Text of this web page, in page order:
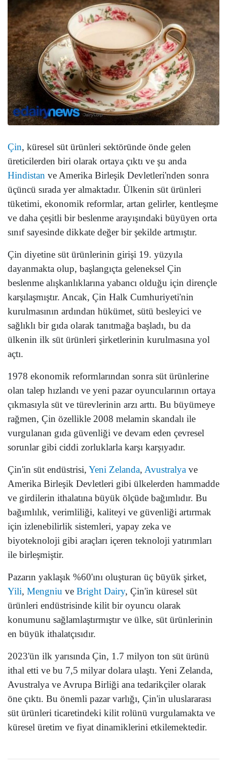
Çin, küresel süt ürünleri sektöründe önde gelen
üreticilerden biri olarak ortaya çıktı ve şu anda
Hindistan ve Amerika Birleşik Devletleri'nden sonra
üçüncü sırada yer almaktadır. Ülkenin süt ürünleri
tüketimi, ekonomik reformlar, artan gelirler, kentleşme
ve daha çeşitli bir beslenme arayışındaki büyüyen orta
sınıf sayesinde dikkate değer bir şekilde artmıştır.
Çin diyetine süt ürünlerinin girişi 19. yüzyıla
dayanmakta olup, başlangıçta geleneksel Çin
beslenme alışkanlıklarına yabancı olduğu için dirençle
karşılaşmıştır. Ancak, Çin Halk Cumhuriyeti'nin
kurulmasının ardından hükümet, sütü besleyici ve
sağlıklı bir gıda olarak tanıtmağa başladı, bu da
ülkenin ilk süt ürünleri şirketlerinin kurulmasına yol
açtı.
1978 ekonomik reformlarından sonra süt ürünlerine
olan talep hızlandı ve yeni pazar oyuncularının ortaya
çıkmasıyla süt ve türevlerinin arzı arttı. Bu büyümeye
rağmen, Çin özellikle 2008 melamin skandalı ile
vurgulanan gıda güvenliği ve devam eden çevresel
sorunlar gibi ciddi zorluklarla karşı karşıyadır.
Çin'in süt endüstrisi, Yeni Zelanda, Avustralya ve
Amerika Birleşik Devletleri gibi ülkelerden hammadde
ve girdilerin ithalatına büyük ölçüde bağımlıdır. Bu
bağımlılık, verimliliği, kaliteyi ve güvenliği artırmak
için izlenebilirlik sistemleri, yapay zeka ve
biyoteknoloji gibi araçları içeren teknoloji yatırımları
ile birleşmiştir.
Pazarın yaklaşık %60'ını oluşturan üç büyük şirket,
Yili, Mengniu ve Bright Dairy, Çin'in küresel süt
ürünleri endüstrisinde kilit bir oyuncu olarak
konumunu sağlamlaştırmıştır ve ülke, süt ürünlerinin
en büyük ithalatçısıdır.
2023'ün ilk yarısında Çin, 1.7 milyon ton süt ürünü
ithal etti ve bu 7,5 milyar dolara ulaştı. Yeni Zelanda,
Avustralya ve Avrupa Birliği ana tedarikçiler olarak
öne çıktı. Bu önemli pazar varlığı, Çin'in uluslararası
süt ürünleri ticaretindeki kilit rolünü vurgulamakta ve
küresel üretim ve fiyat dinamiklerini etkilemektedir.